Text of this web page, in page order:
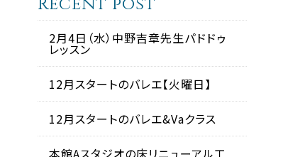
2月4日（水）中野吉章先生パドドゥ
レッスン
12月スタートのバレエ【火曜日】
12月スタートのバレエ&Vaクラス
本館Aスタジオの床リニューアル工